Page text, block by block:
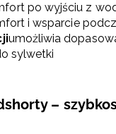
po wyjściu z
i wsparcie
umożliwia
sylwetki
–